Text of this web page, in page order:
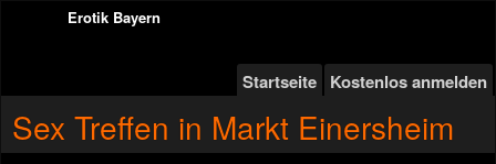
Erotik Bayern
Startseite Kostenlos anmelden
Sex Treffen in Markt Einersheim